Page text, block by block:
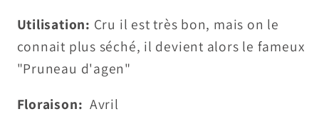
Utilisation: Cru il est très bon, mais on le
connait plus séché, il devient alors le fameux
"Pruneau d'agen"
Floraison: Avril